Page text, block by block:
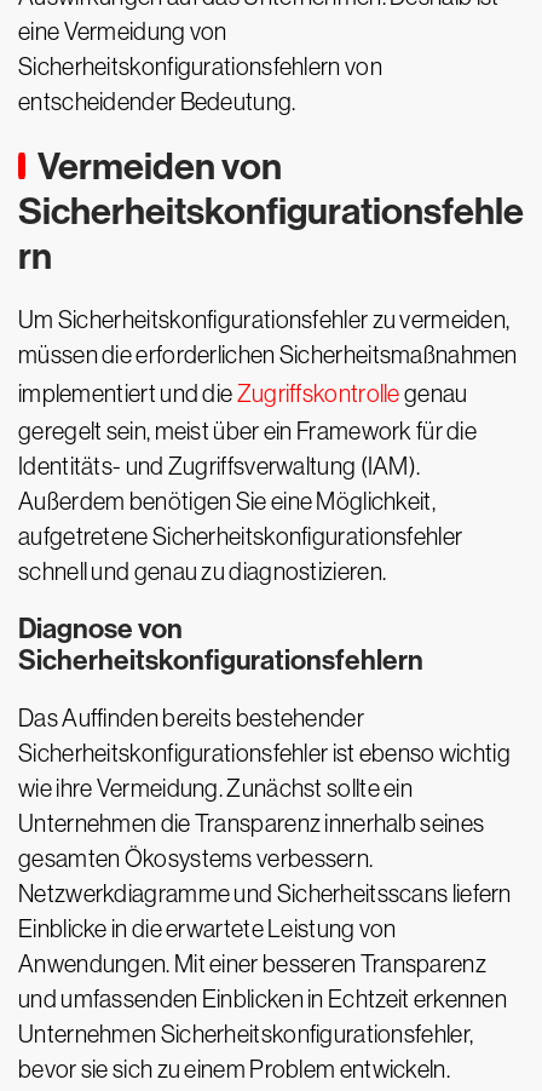
eine Vermeidung von
Sicherheitskonfigurationsfehlern von
entscheidender Bedeutung.
Vermeiden von
Sicherheitskonfigurationsfehle
rn
Um Sicherheitskonfigurationsfehler zu vermeiden,
müssen die erforderlichen Sicherheitsmaßnahmen
implementiert und dieZugriffskontrollegenau
geregelt sein, meist über ein Framework für die
Identitäts- und Zugriffsverwaltung (IAM).
Außerdem benötigen Sie eine Möglichkeit,
aufgetretene Sicherheitskonfigurationsfehler
schnell und genau zu diagnostizieren.
Diagnose von
Sicherheitskonfigurationsfehlern
Das Auffinden bereits bestehender
Sicherheitskonfigurationsfehler ist ebenso wichtig
wie ihre Vermeidung. Zunächst sollte ein
Unternehmen die Transparenz innerhalb seines
gesamten Ökosystems verbessern.
Netzwerkdiagramme und Sicherheitsscans liefern
Einblicke in die erwartete Leistung von
Anwendungen. Mit einer besseren Transparenz
und umfassenden Einblicken in Echtzeit erkennen
Unternehmen Sicherheitskonfigurationsfehler,
bevor sie sich zu einem Problem entwickeln.